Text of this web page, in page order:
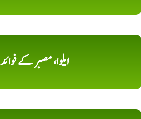
ایلوا، مصبر کے فوائد